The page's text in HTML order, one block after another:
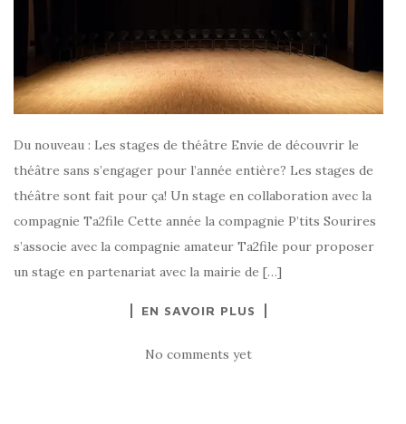
Du nouveau : Les stages de théâtre Envie de découvrir le
théâtre sans s’engager pour l’année entière? Les stages de
théâtre sont fait pour ça! Un stage en collaboration avec la
compagnie Ta2file Cette année la compagnie P’tits Sourires
s’associe avec la compagnie amateur Ta2file pour proposer
un stage en partenariat avec la mairie de […]
EN SAVOIR PLUS
No comments yet